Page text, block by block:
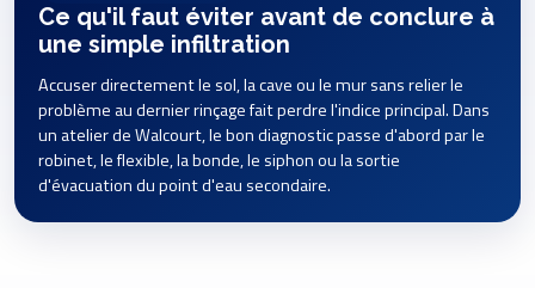
Ce qu'il faut éviter avant de conclure à
une simple infiltration
Accuser directement le sol, la cave ou le mur sans relier le
problème au dernier rinçage fait perdre l'indice principal. Dans
un atelier de Walcourt, le bon diagnostic passe d'abord par le
robinet, le flexible, la bonde, le siphon ou la sortie
d'évacuation du point d'eau secondaire.